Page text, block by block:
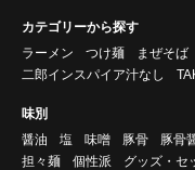
カテゴリーから探す
ラーメン
つけ麺 まぜそば
二郎インスパイア汁なし
味別
醤油
塩 味噌 豚骨 豚骨
担々麺
個性派 グッズ・セ